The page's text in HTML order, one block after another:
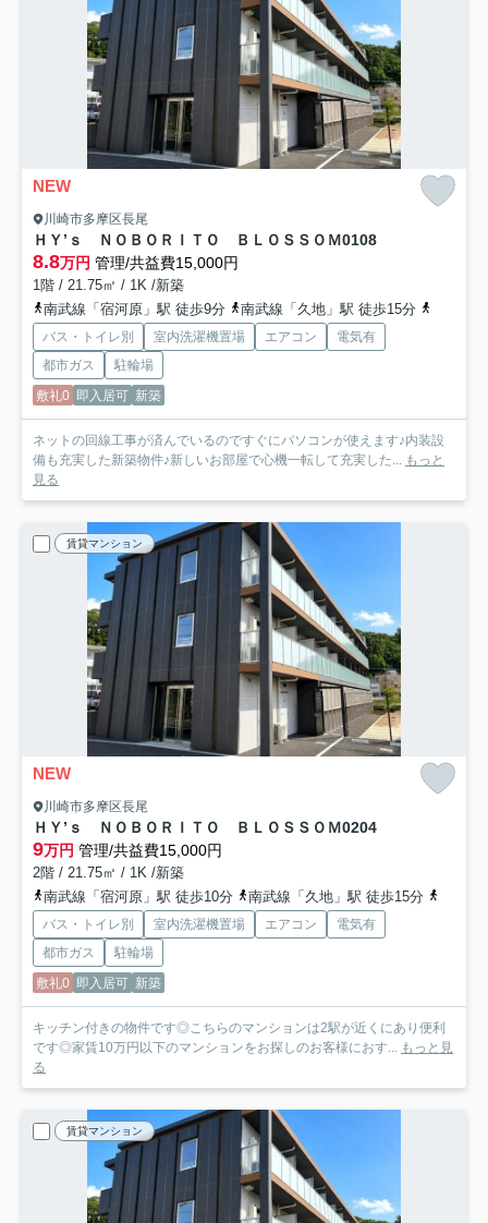
NEW
川崎市多摩区長尾
ＨＹ’ｓ ＮＯＢＯＲＩＴＯ ＢＬＯＳＳＯＭ0108
8.8万円 管理/共益費15,000円
1階 / 21.75㎡ / 1K /新築
南武線「宿河原」駅 徒歩9分
南武線「久地」駅 徒歩15分
バス・トイレ別 室内洗濯機置場 エアコン
電気有
都市ガス
駐輪場
敷礼0 即入居可 新築
ネットの回線工事が済んでいるのですぐにパソコンが使えます♪内装設
備も充実した新築物件♪新しいお部屋で心機一転して充実した...
もっと
見る
賃貸マンション
NEW
川崎市多摩区長尾
ＨＹ’ｓ ＮＯＢＯＲＩＴＯ ＢＬＯＳＳＯＭ0204
9万円 管理/共益費15,000円
2階 / 21.75㎡ / 1K /新築
南武線「宿河原」駅 徒歩10分
南武線「久地」駅 徒歩15分
バス・トイレ別 室内洗濯機置場 エアコン
電気有
都市ガス
駐輪場
敷礼0 即入居可 新築
キッチン付きの物件です◎こちらのマンションは2駅が近くにあり便利
です◎家賃10万円以下のマンションをお探しのお客様におす...
もっと見
る
賃貸マンション